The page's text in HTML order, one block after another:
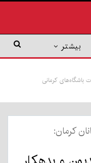
بیشتر
باشگاه‌های کرمانی
کرمان: